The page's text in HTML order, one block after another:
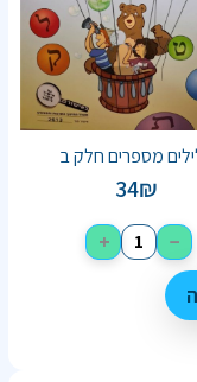
מספרים חלק ב
34₪
−
+